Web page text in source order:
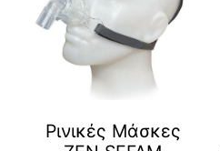
Ρινικές Μάσκες